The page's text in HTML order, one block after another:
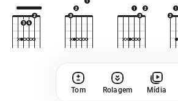
Tom Rolagem Mídia